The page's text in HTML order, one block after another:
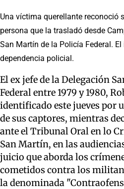
Una víctima querellante reconoció
persona que la trasladó desde
San Martín de la Policía Federal.
dependencia policial.
El ex jefe de la Delegación
Federal entre 1979 y 1980,
identificado este jueves por
de sus captores, mientras
ante el Tribunal Oral en lo
San Martín, en las
juicio que aborda los
cometidos contra los
la denominada